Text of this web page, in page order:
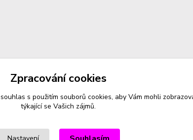
Zpracování cookies
souhlas s použitím souborů cookies, aby Vám mohli
týkající se Vašich zájmů.